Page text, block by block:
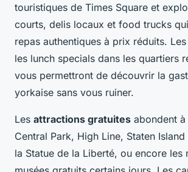
touristiques de Times Square et
courts, delis locaux et food trucks
repas authentiques à prix réduits.
les lunch specials dans les quartiers
vous permettront de découvrir la
yorkaise sans vous ruiner.
Les attractions gratuites abondent
Central Park, High Line, Staten
la Statue de la Liberté, ou encore les